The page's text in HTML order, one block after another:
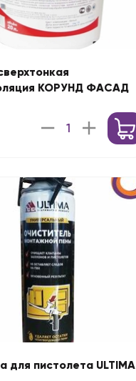
КОРУНД ФАСАД
для пистолета ULTIMA